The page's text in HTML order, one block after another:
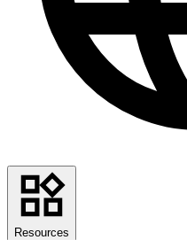
Resources